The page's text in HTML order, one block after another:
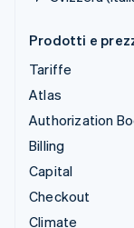
Prodotti e
Tariffe
Atlas
Authorization
Billing
Capital
Checkout
Climate